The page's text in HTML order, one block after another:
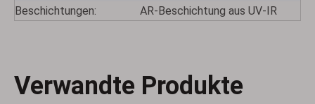
Beschichtungen:
AR-Beschichtung aus UV-IR
Verwandte Produkte